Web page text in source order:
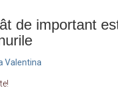
de important
Valentina